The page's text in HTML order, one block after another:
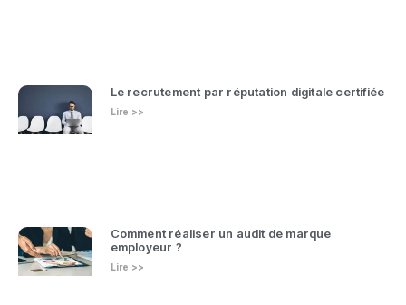
Le recrutement par réputation digitale certifiée
Lire >>
Comment réaliser un audit de marque
employeur ?
Lire >>